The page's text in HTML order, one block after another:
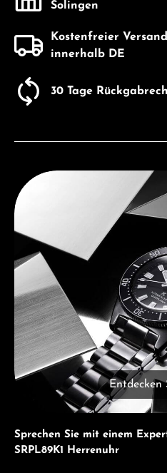
Solingen
Kostenfreier
innerhalb DE
30 Tage
Entdecken Sie Seiko
Entdecken
Sprechen Sie mit einem
SRPL89K1 Herrenuhr